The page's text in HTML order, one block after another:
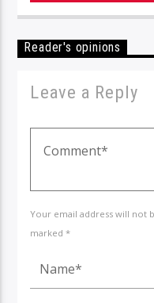
Reader's opinions
Leave a Reply
Your email address will not
marked *